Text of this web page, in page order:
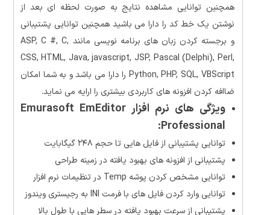
همچنین توانایی مشاهده نتایج به صورت لحظه ای بعد از
نوشتن یک خط کد را دارا می باشید همچنین توانایی پشتیبانی
و برجسته کردن زبان های برنامه نویسی مانند ASP, C #, C,
CSS, HTML, Java, javascript, JSP, Pascal (Delphi), Perl,
Python, PHP, SQL, VBScript را دارا می باشد و به شما امکان
ضاافه کردن افزونه های کاربردی بیشتری را ارایه می نماید.
ویژگی های نرم افزار Emurasoft EmEditor
Professional:
توانایی پشتیبانی از فایل هایی تا حجم ۲۴۸ گیگابایت
پشتیبانی از افزونه های بهبود یافته در زمینه طراحی
توانایی مشخص کردن پوشه Temp در تنظیمات نرم افزار
توانایی وارد کردن فایل های با فرمت INI به رجیستری ویندوز
پشتیبانی از سرعت بهبود یافته در سطر هایی با طول بالا